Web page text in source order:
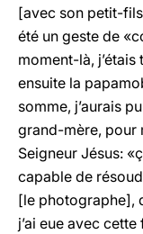
[avec son petit-
été un geste de
moment-là, j’étais
ensuite la
somme, j’aurais
grand-mère, pour
Seigneur Jésus:
capable de
[le photographe],
j’ai eue avec